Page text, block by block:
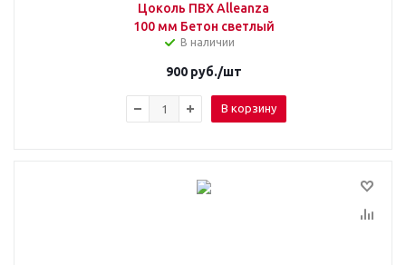
Цоколь ПВХ Alleanza
100 мм Бетон светлый
В наличии
900руб./шт
В корзину